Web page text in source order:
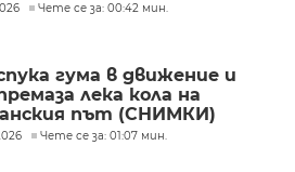
Чете се за: 00:42 мин.
гума в движение и
лека кола на
път (СНИМКИ)
Чете се за: 01:07 мин.